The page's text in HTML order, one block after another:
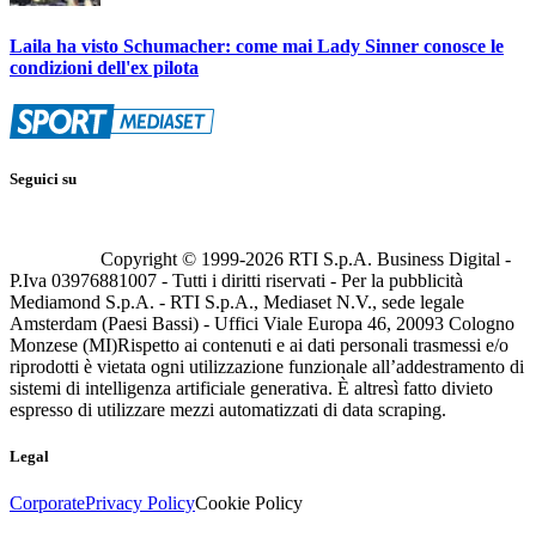
Laila ha visto Schumacher: come mai Lady Sinner conosce le
condizioni dell'ex pilota
Seguici su
Copyright © 1999-2026 RTI S.p.A. Business Digital -
P.Iva 03976881007 - Tutti i diritti riservati - Per la pubblicità
Mediamond S.p.A. - RTI S.p.A., Mediaset N.V., sede legale
Amsterdam (Paesi Bassi) - Uffici Viale Europa 46, 20093 Cologno
Monzese (MI)Rispetto ai contenuti e ai dati personali trasmessi e/o
riprodotti è vietata ogni utilizzazione funzionale all’addestramento di
sistemi di intelligenza artificiale generativa. È altresì fatto divieto
espresso di utilizzare mezzi automatizzati di data scraping.
Legal
CorporatePrivacy PolicyCookie Policy